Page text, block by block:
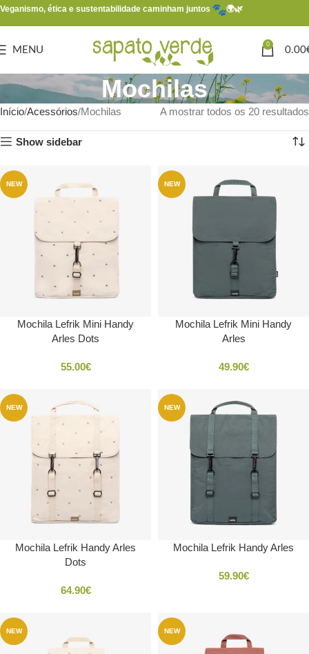
Veganismo, ética e sustentabilidade caminham juntos 🌍🌿
MENU
0
0.00
Mochilas
Início Acessórios Mochilas A mostrar todos os 20 resultados
Show sidebar
NEW
Mochila Lefrik Mini Handy
Arles Dots
55.00€
NEW
Mochila Lefrik Mini Handy
Arles
49.90€
NEW
Mochila Lefrik Handy Arles
Dots
64.90€
NEW
Mochila Lefrik Handy Arles
59.90€
NEW NEW